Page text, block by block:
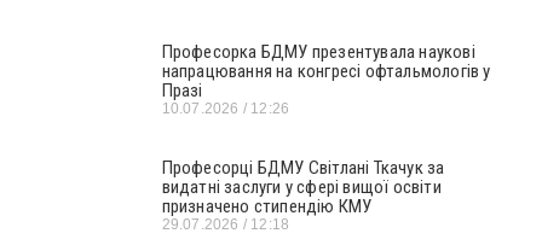
Професорка БДМУ презентувала наукові
напрацювання на конгресі офтальмологів у
Празі
10.07.2026 12:26
Професорці БДМУ Світлані Ткачук за
видатні заслуги у сфері вищої освіти
призначено стипендію КМУ
29.07.2026 12:18